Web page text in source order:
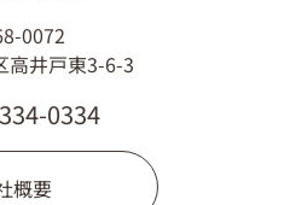
0072
高井戸東3-6-3
0334
概要